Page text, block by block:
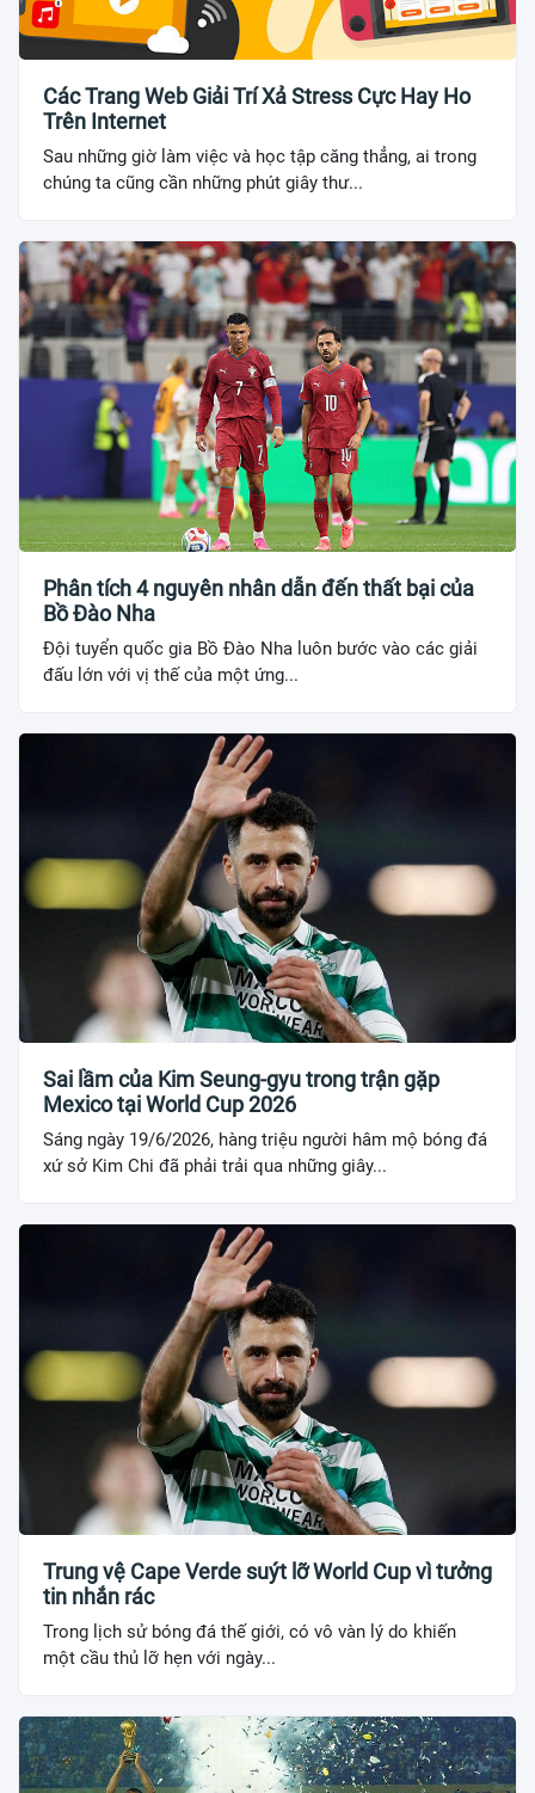
Các Trang Web Giải Trí Xả Stress Cực Hay Ho
Trên Internet
Sau những giờ làm việc và học tập căng thẳng, ai trong
chúng ta cũng cần những phút giây thư...
Phân tích 4 nguyên nhân dẫn đến thất bại của
Bồ Đào Nha
Đội tuyển quốc gia Bồ Đào Nha luôn bước vào các giải
đấu lớn với vị thế của một ứng...
Sai lầm của Kim Seung-gyu trong trận gặp
Mexico tại World Cup 2026
Sáng ngày 19/6/2026, hàng triệu người hâm mộ bóng đá
xứ sở Kim Chi đã phải trải qua những giây...
Trung vệ Cape Verde suýt lỡ World Cup vì tưởng
tin nhắn rác
Trong lịch sử bóng đá thế giới, có vô vàn lý do khiến
một cầu thủ lỡ hẹn với ngày...